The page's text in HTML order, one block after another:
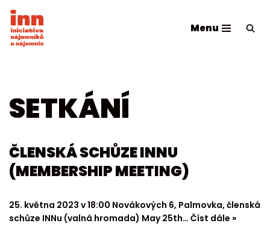
Přeskočit
na
Menu
SETKÁNÍ
ČLENSKÁ SCHŮZE INNU
(MEMBERSHIP MEETING)
25. května 2023 v 18:00 Novákových 6, Palmovka, členská
schůze INNu (valná hromada) May 25th… Číst dále »